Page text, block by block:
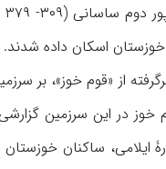
خوزستان اسکان داده شدند.
از «قوم خوز»، بر
در این سرزمین
خوزستان آمده‌اند (نک‍ : امام، ۷۴-۷۵،